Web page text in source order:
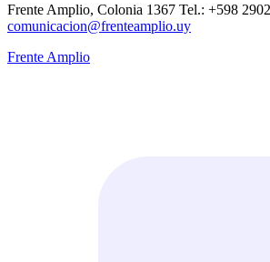
Frente Amplio, Colonia 1367 Tel.: +598
comunicacion@frenteamplio.uy
Frente Amplio